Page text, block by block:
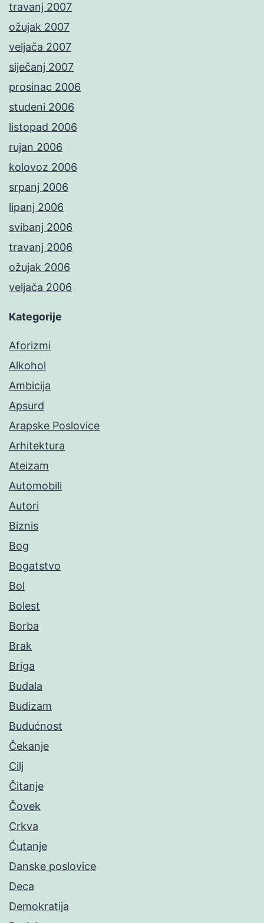
travanj 2007
ožujak 2007
veljača 2007
siječanj 2007
prosinac 2006
studeni 2006
listopad 2006
rujan 2006
kolovoz 2006
srpanj 2006
lipanj 2006
svibanj 2006
travanj 2006
ožujak 2006
veljača 2006
Kategorije
Aforizmi
Alkohol
Ambicija
Apsurd
Arapske Poslovice
Arhitektura
Ateizam
Automobili
Autori
Biznis
Bog
Bogatstvo
Bol
Bolest
Borba
Brak
Briga
Budala
Budizam
Budućnost
Čekanje
Cilj
Čitanje
Čovek
Crkva
Ćutanje
Danske poslovice
Deca
Demokratija